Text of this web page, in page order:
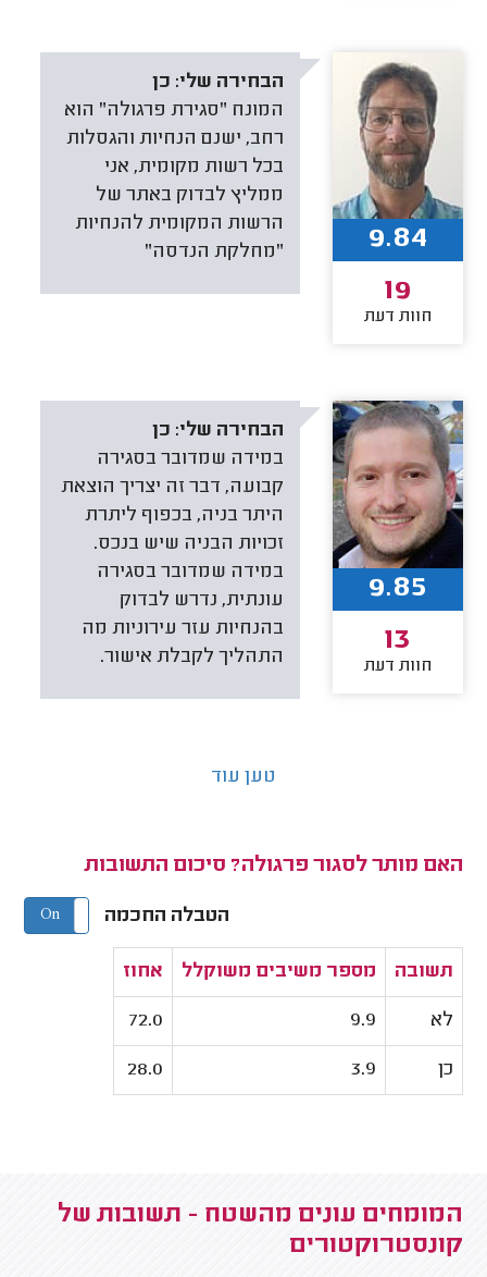
הבחירה שלי: כן
המונח "סגירת פרגולה" הוא
רחב, ישנם הנחיות והגסלות
בכל רשות מקומית, אני
ממליץ לבדוק באתר של
הרשות המקומית להנחיות
"מחלקת הנדסה"
9.84
19
חוות דעת
הבחירה שלי: כן
במידה שמדובר בסגירה
קבועה, דבר זה יצריך הוצאת
היתר בניה, בכפוף ליתרת
זכויות הבניה שיש בנכס.
במידה שמדובר בסגירה
עונתית, נדרש לבדוק
בהנחיות עזר עירוניות מה
התהליך לקבלת אישור.
9.85
13
חוות דעת
טען עוד
האם מותר לסגור פרגולה? סיכום התשובות
הטבלה החכמה On Off
תשובה מספר משיבים משוקלל אחוז
לא 9.9
72.0
כן 3.9
28.0
המומחים עונים מהשטח - תשובות של
קונסטרוקטורים